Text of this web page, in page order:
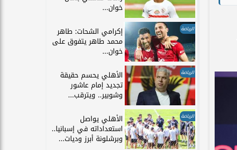
خوان...
الرياضة إكرامي الشحات: طاهر
محمد طاهر يتفوق على
خوان...
الرياضة الأهلي يحسم حقيقة
تجديد إمام عاشور
وشوبير.. ويترقب...
الرياضة الأهلي يواصل
استعداداته في إسبانيا..
وبرشلونة أبرز وديات...